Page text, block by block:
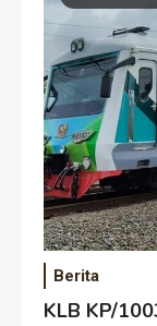
Berita
KLB KP/